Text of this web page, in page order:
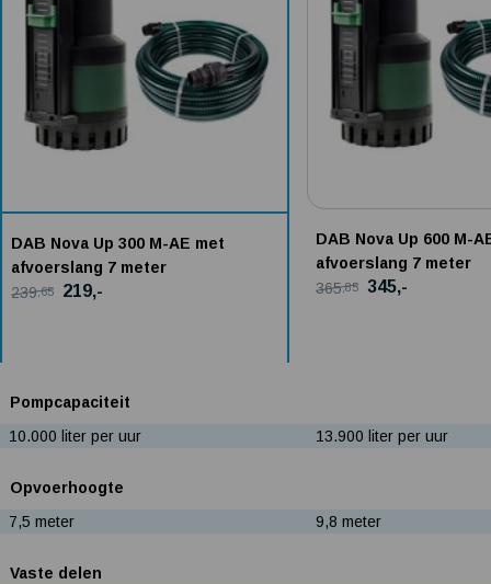
DAB Nova Up 300 M-AE met
afvoerslang 7 meter
239,65 219,-
DAB Nova Up 600 M-
afvoerslang 7 meter
365,85 345,-
Pompcapaciteit
10.000 liter per uur
13.900 liter per uur
Opvoerhoogte
7,5 meter
9,8 meter
Vaste delen